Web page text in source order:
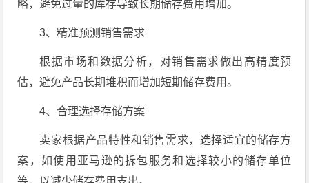
略，避免过量的库存导致长期储存费用增加。
3、精准预测销售需求
根据市场和数据分析，对销售需求做出高精度预
估，避免产品长期堆积而增加短期储存费用。
4、合理选择存储方案
卖家根据产品特性和销售需求，选择适宜的储存方
案，如使用亚马逊的拆包服务和选择较小的储存单位